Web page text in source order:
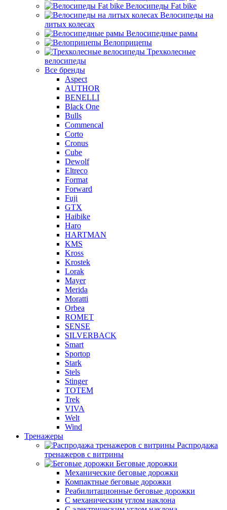
Велосипеды Fat bike
Велосипеды на
литых колесах
Велосипедные рамы
Велоприцепы
Трехколесные
велосипеды
Все бренды
Aspect
AUTHOR
BENELLI
Black One
Bulls
Commencal
Corto
Cronus
Cube
Dewolf
Eltreco
Format
Forward
Fuji
GTX
Haibike
Haro
HARTMAN
KMS
Kross
Krostek
Lorak
Mayer
Merida
Moratti
Orbea
ROMET
SENSE
SILVERBACK
Smart
Sportop
Stark
Stels
Stinger
TOTEM
Trek
VIVA
Welt
Wind
Тренажеры
Распродажа
тренажеров с витрины
Беговые дорожки
Механические беговые дорожки
Компактные беговые дорожки
Реабилитационные беговые дорожки
С механическим углом наклона